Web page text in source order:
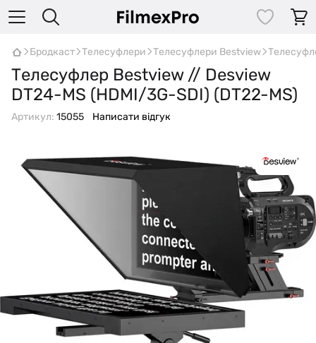
Бродкаст Телесуфлери Телесуфлери Bestview
Телесуфлер Bestview // Desview
DT24-MS (HDMI/3G-SDI) (DT22-MS)
Артикул: 15055 Написати відгук